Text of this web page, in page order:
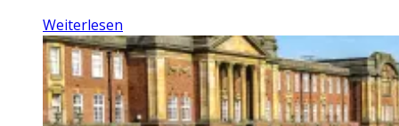
Weiterlesen